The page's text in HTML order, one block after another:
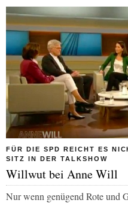
FÜR DIE SPD REICHT ES
SITZ IN DER TALKSHOW
Willwut bei Anne Will
Nur wenn genügend Rote und